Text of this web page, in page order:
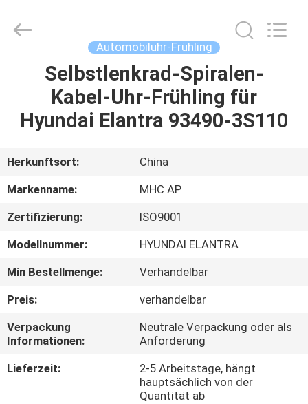
HEIM
PRODUKTE
ÜBER
UNS
FABRIK-
AUSFLUG
QUALITÄTSKONTROLLE
KONTAKTIERE
UNS
Parts
Limited.
Automobiluhr-Frühling
Selbstlenkrad-Spiralen-
Kabel-Uhr-Frühling für
Hyundai Elantra 93490-3S110
Herkunftsort:
China
Markenname:
MHC AP
Zertifizierung:
ISO9001
Modellnummer:
HYUNDAI ELANTRA
Min Bestellmenge:
Verhandelbar
Preis:
verhandelbar
Verpackung
Informationen:
Neutrale Verpackung oder als
Anforderung
Lieferzeit:
2-5 Arbeitstage, hängt
hauptsächlich von der
Quantität ab